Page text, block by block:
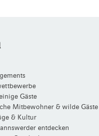
Gäste
Mitbewohner & wilde Gäste
& Kultur
entdecken